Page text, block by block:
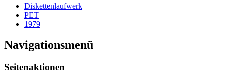
Diskettenlaufwerk
PET
1979
Navigationsmenü
Seitenaktionen